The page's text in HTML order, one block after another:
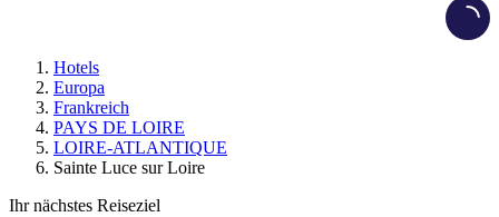
Hotels
Europa
Frankreich
PAYS DE LOIRE
LOIRE-ATLANTIQUE
Sainte Luce sur Loire
Ihr nächstes Reiseziel